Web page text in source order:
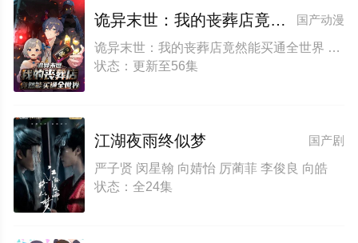
国产动漫
诡异末世：我的丧葬店竟然能买通全世界动态漫画
诡异末世：我的丧葬店竟然能买通全世界 动态漫画
状态：更新至56集
国产剧
江湖夜雨终似梦
严子贤 闵星翰 向婧怡 厉蔺菲 李俊良 向皓
状态：全24集